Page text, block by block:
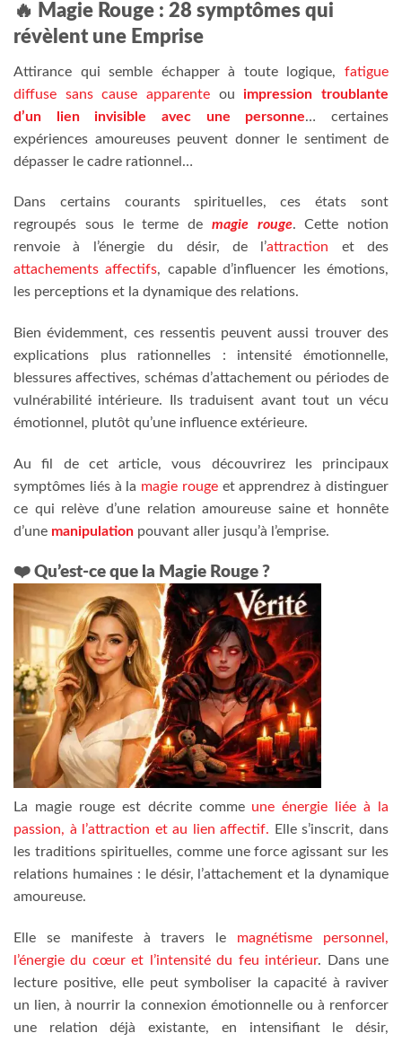
🔥 Magie Rouge : 28 symptômes qui
révèlent une Emprise
Attirance qui semble échapper à toute logique, fatigue
diffuse sans cause apparente ou impression troublante
d’un lien invisible avec une personne… certaines
expériences amoureuses peuvent donner le sentiment de
dépasser le cadre rationnel…
Dans certains courants spirituelles, ces états sont
regroupés sous le terme de magie rouge. Cette notion
renvoie à l’énergie du désir, de l’attraction et des
attachements affectifs, capable d’influencer les émotions,
les perceptions et la dynamique des relations.
Bien évidemment, ces ressentis peuvent aussi trouver des
explications plus rationnelles : intensité émotionnelle,
blessures affectives, schémas d’attachement ou périodes de
vulnérabilité intérieure. Ils traduisent avant tout un vécu
émotionnel, plutôt qu’une influence extérieure.
Au fil de cet article, vous découvrirez les principaux
symptômes liés à la magie rougeet apprendrez à distinguer
ce qui relève d’une relation amoureuse saine et honnête
d’une manipulation pouvant aller jusqu’à l’emprise.
❤️ Qu’est-ce que la Magie Rouge ?
La magie rouge est décrite comme une énergie liée à la
passion, à l’attraction et au lien affectif. Elle s’inscrit, dans
les traditions spirituelles, comme une force agissant sur les
relations humaines : le désir, l’attachement et la dynamique
amoureuse.
Elle se manifeste à travers le magnétisme personnel,
l’énergie du cœur et l’intensité du feu intérieur. Dans une
lecture positive, elle peut symboliser la capacité à raviver
un lien, à nourrir la connexion émotionnelle ou à renforcer
une relation déjà existante, en intensifiant le désir,